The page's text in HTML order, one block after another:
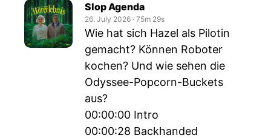
Slop Agenda
26. July 2026 ‧ 75m 29s
Wie hat sich Hazel als Pilotin
gemacht? Können Roboter
kochen? Und wie sehen die
Odyssee-Popcorn-Buckets
aus?
00:00:00 Intro
00:00:28 Backhanded